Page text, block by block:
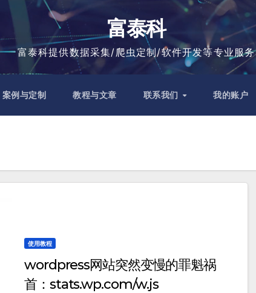
富泰科
富泰科提供数据采集/爬虫定制/软件开发等专业服务
案例与定制 教程与文章 联系我们 我的账户
使用教程
wordpress网站突然变慢的罪魁祸
首：stats.wp.com/w.js